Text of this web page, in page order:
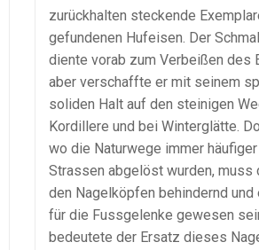
zurückhalten steckende
gefundenen Hufeisen. Der
diente vorab zum Verbeißen des
aber verschaffte er mit seinem
soliden Halt auf den steinigen
Kordillere und bei Winterglätte.
wo die Naturwege immer
Strassen abgelöst wurden, muss
den Nagelköpfen behindernd und
für die Fussgelenke gewesen
bedeutete der Ersatz dieses